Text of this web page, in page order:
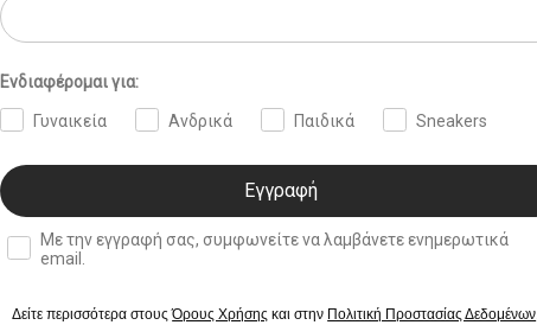
Ενδιαφέρομαι για:
Γυναικεία Ανδρικά Παιδικά Sneakers
Εγγραφή
double opt in
Με την εγγραφή σας, συμφωνείτε να λαμβάνετε ενημερωτικά
email.
Δείτε περισσότερα στουςΌρους Χρήσης και στην Πολιτική Προστασίας Δεδομένων